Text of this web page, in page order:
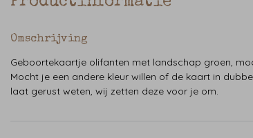
Omschrijving
Geboortekaartje olifanten met landschap groen,
Mocht je een andere kleur willen of de kaart in
laat gerust weten, wij zetten deze voor je om.